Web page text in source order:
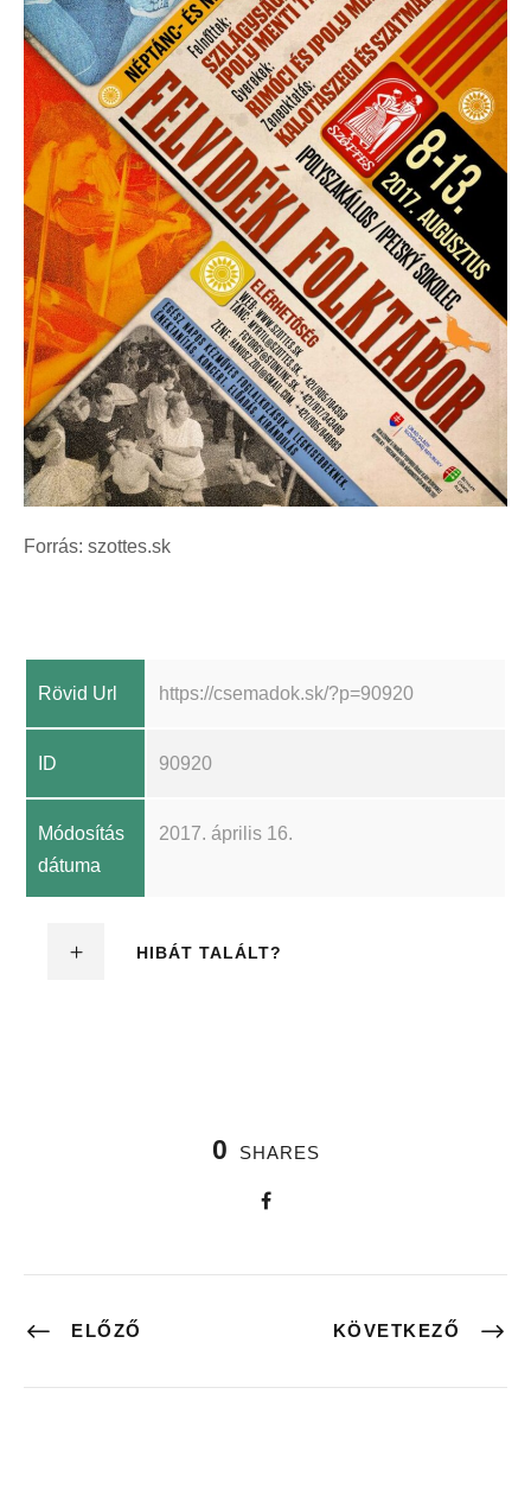
Forrás: szottes.sk
Rövid Url https://csemadok.sk/?p=90920
ID 90920
Módosítás
dátuma
2017. április 16.
HIBÁT TALÁLT?
0 SHARES
ELŐZŐ KÖVETKEZŐ